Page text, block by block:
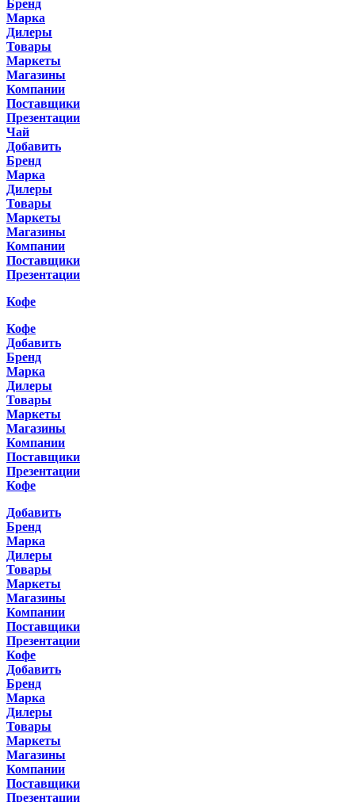
Бренд
Марка
Дилеры
Товары
Маркеты
Магазины
Компании
Поставщики
Презентации
Чай
Добавить
Бренд
Марка
Дилеры
Товары
Маркеты
Магазины
Компании
Поставщики
Презентации
Кофе
Кофе
Добавить
Бренд
Марка
Дилеры
Товары
Маркеты
Магазины
Компании
Поставщики
Презентации
Кофе
Добавить
Бренд
Марка
Дилеры
Товары
Маркеты
Магазины
Компании
Поставщики
Презентации
Кофе
Добавить
Бренд
Марка
Дилеры
Товары
Маркеты
Магазины
Компании
Поставщики
Презентации